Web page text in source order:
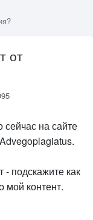
от
сейчас на сайте
подскажите как
мой контент.